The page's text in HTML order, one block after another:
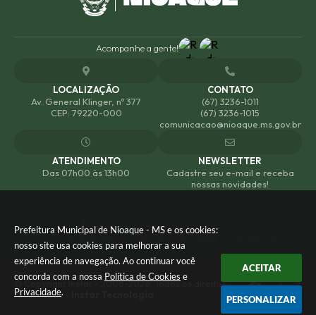
Prefeitura Municipal de Nioaque - MS e os cookies:
nosso site usa cookies para melhorar a sua
experiência de navegação. Ao continuar você
concorda com a nossa Política de Cookies e
Privacidade.
ACEITAR
PERSONALIZAR
Acompanhe a gente!
LOCALIZAÇÃO
Av. General Klinger, nº 377
CEP: 79220-000
CONTATO
(67) 3236-1011
(67) 3236-1015
comunicacao@nioaque.ms.gov.br
ATENDIMENTO
Das 07h00 às 13h00
NEWSLETTER
Cadastre seu e-mail e receba
nossas novidades!
Versão do Sistema:
3.5.3 - 19/06/2026
Portal atualizado em:06/08/2026 12:48
© Copyright Instar - 2006-2026. Todos os direitos
reservados -